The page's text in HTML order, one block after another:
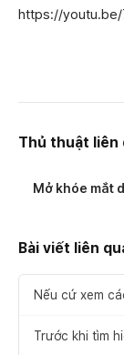
https://
Thủ thuật liên
Mở khóe mắt
Bài viết liên
Nếu cứ xem
Trước khi tìm